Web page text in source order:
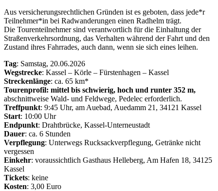
Aus versicherungsrechtlichen Gründen ist es geboten, dass jede*r
Teilnehmer*in bei Radwanderungen einen Radhelm trägt.
Die Tourenteilnehmer sind verantwortlich für die Einhaltung der
Straßenverkehrsordnung, das Verhalten während der Fahrt und den
Zustand ihres Fahrrades, auch dann, wenn sie sich eines leihen.
Tag: Samstag, 20.06.2026
Wegstrecke: Kassel – Körle – Fürstenhagen – Kassel
Streckenlänge: ca. 65 km*
Tourenprofil: mittel bis schwierig, hoch und runter 352 m,
abschnittweise Wald- und Feldwege, Pedelec erforderlich.
Treffpunkt: 9:45 Uhr, am Auebad, Auedamm 21, 34121 Kassel
Start: 10:00 Uhr
Endpunkt: Drahtbrücke, Kassel-Unterneustadt
Dauer: ca. 6 Stunden
Verpflegung: Unterwegs Rucksackverpflegung, Getränke nicht
vergessen
Einkehr: voraussichtlich Gasthaus Helleberg, Am Hafen 18, 34125
Kassel
Tickets: keine
Kosten: 3,00 Euro